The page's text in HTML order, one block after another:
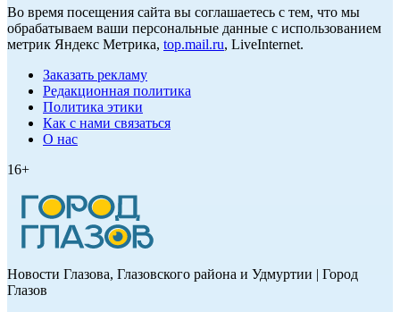
Во время посещения сайта вы соглашаетесь с тем, что мы
обрабатываем ваши персональные данные с использованием
метрик Яндекс Метрика, top.mail.ru, LiveInternet.
Заказать рекламу
Редакционная политика
Политика этики
Как с нами связаться
О нас
16+
Новости Глазова, Глазовского района и Удмуртии | Город
Глазов